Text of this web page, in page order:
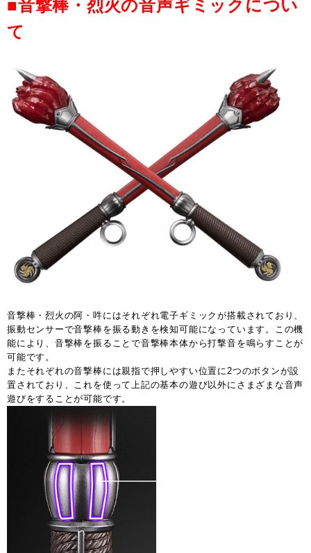
■音撃棒・烈火の音声ギミックについ
て
音撃棒・烈火の阿・吽にはそれぞれ電子ギミックが搭載されており、
振動センサーで音撃棒を振る動きを検知可能になっています。この機
能により、音撃棒を振ることで音撃棒本体から打撃音を鳴らすことが
可能です。
またそれぞれの音撃棒には親指で押しやすい位置に2つのボタンが設
置されており、これを使って上記の基本の遊び以外にさまざまな音声
遊びをすることが可能です。